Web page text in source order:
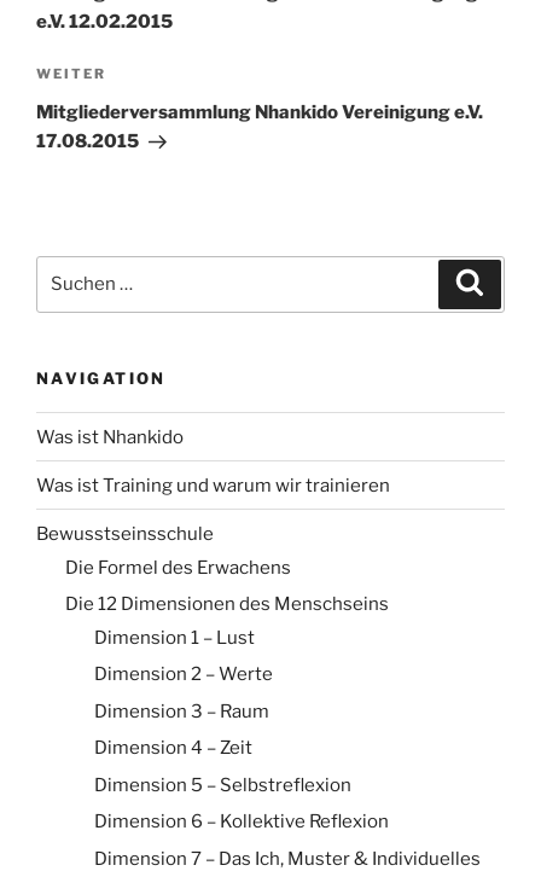
e.V. 12.02.2015
Nächster
Beitrag
WEITER
Mitgliederversammlung Nhankido Vereinigung e.V.
17.08.2015
nach:
NAVIGATION
Was ist Nhankido
Was ist Training und warum wir trainieren
Bewusstseinsschule
Die Formel des Erwachens
Die 12 Dimensionen des Menschseins
Dimension 1 – Lust
Dimension 2 – Werte
Dimension 3 – Raum
Dimension 4 – Zeit
Dimension 5 – Selbstreflexion
Dimension 6 – Kollektive Reflexion
Dimension 7 – Das Ich, Muster & Individuelles